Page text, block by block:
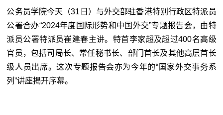
公务员学院今天（31日）与外交部驻香港特别行政区特派员
公署合办“2024年度国际形势和中国外交”专题报告会，由特
派员公署特派员崔建春主讲。特首李家超及超过400名高级
官员，包括司局长、常任秘书长、部门首长及其他高层首长
级人员出席。这次专题报告会亦为今年的“国家外交事务系
列”讲座揭开序幕。